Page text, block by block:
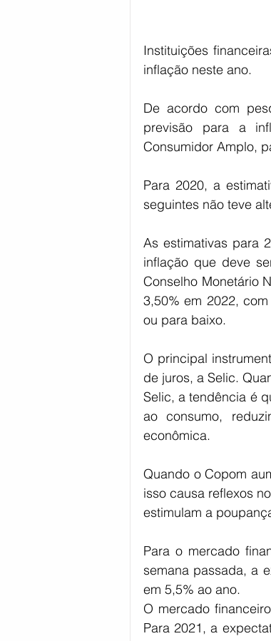
Instituições
inflação neste ano.
De acordo com
previsão para a
Consumidor Amplo,
Para 2020, a
seguintes não teve
As estimativas para
inflação que deve
Conselho Monetário
3,50% em 2022,
ou para baixo.
O principal
de juros, a Selic.
Selic, a tendência é
ao consumo,
econômica.
Quando o Copom
isso causa reflexos
estimulam a
Para o mercado
semana passada, a
em 5,5% ao ano.
O mercado
Para 2021, a